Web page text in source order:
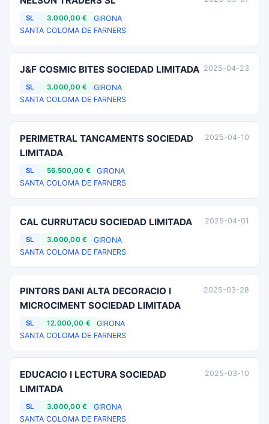
SL 3.000,00 €
GIRONA
SANTA COLOMA DE FARNERS
J&F COSMIC BITES SOCIEDAD LIMITADA
SL 3.000,00 €
GIRONA
SANTA COLOMA DE FARNERS
2025-04-23
PERIMETRAL TANCAMENTS SOCIEDAD
LIMITADA
SL 56.500,00 €
GIRONA
SANTA COLOMA DE FARNERS
2025-04-10
CAL CURRUTACU SOCIEDAD LIMITADA
SL 3.000,00 €
GIRONA
SANTA COLOMA DE FARNERS
2025-04-01
PINTORS DANI ALTA DECORACIO I
MICROCIMENT SOCIEDAD LIMITADA
SL 12.000,00 €
GIRONA
SANTA COLOMA DE FARNERS
2025-03-28
EDUCACIO I LECTURA SOCIEDAD
LIMITADA
SL 3.000,00 €
GIRONA
SANTA COLOMA DE FARNERS
2025-03-10